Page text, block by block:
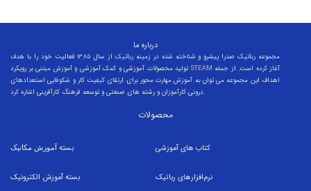
درباره ما
مجموعه رباتیک صدرا پیشرو و شناخته شده در زمینه رباتیک از سال 1385 فعالیت خود را با هدف
تولید محصولات آموزشی و کمک آموزشی و آموزش مبتنی بر رویکرد STEAM آغاز کرده است. از جمله
اهداف این مجموعه می توان به آموزش مهارت محور برای ارتقای کیفیت کار و شکوفایی استعدادهای
درونی کارآموزان و رشته های صنعتی و توسعه فرهنگ کارآفرینی اشاره کرد.
محصولات
بسته آموزش مکانیک
بستهآموزش الکترونیک
کتاب های آموزشی
نرم‌افزارهای رباتیک